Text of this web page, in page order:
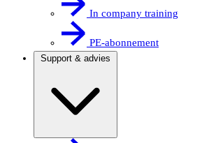
In company training
PE-abonnement
Support & advies